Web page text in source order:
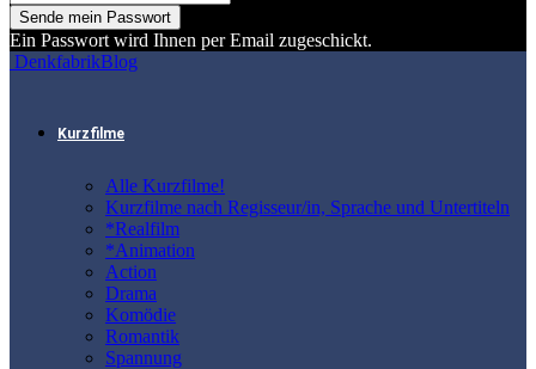
Ein Passwort wird Ihnen per Email zugeschickt.
DenkfabrikBlog
Kurzfilme
Alle Kurzfilme!
Kurzfilme nach Regisseur/in, Sprache und Untertiteln
*Realfilm
*Animation
Action
Drama
Komödie
Romantik
Spannung